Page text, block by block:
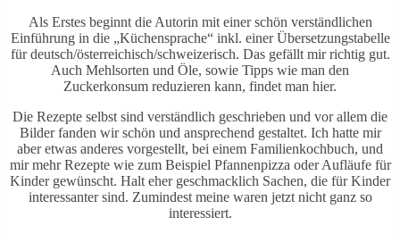
Als Erstes beginnt die Autorin mit einer schön verständlichen
Einführung in die „Küchensprache“ inkl. einer Übersetzungstabelle
für deutsch/österreichisch/schweizerisch. Das gefällt mir richtig gut.
Auch Mehlsorten und Öle, sowie Tipps wie man den
Zuckerkonsum reduzieren kann, findet man hier.
Die Rezepte selbst sind verständlich geschrieben und vor allem die
Bilder fanden wir schön und ansprechend gestaltet. Ich hatte mir
aber etwas anderes vorgestellt, bei einem Familienkochbuch, und
mir mehr Rezepte wie zum Beispiel Pfannenpizza oder Aufläufe für
Kinder gewünscht. Halt eher geschmacklich Sachen, die für Kinder
interessanter sind. Zumindest meine waren jetzt nicht ganz so
interessiert.